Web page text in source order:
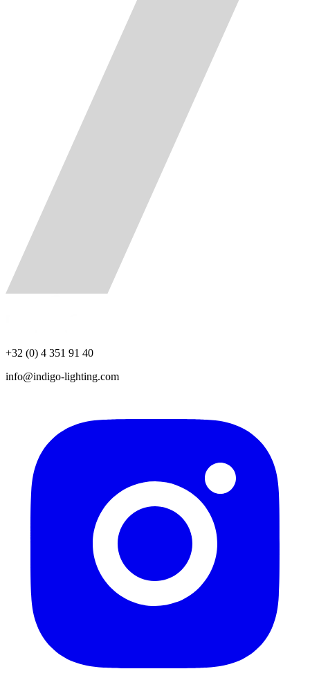
+32 (0) 4 351 91 40
info@indigo-lighting.com